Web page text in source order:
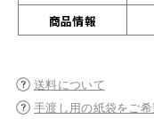
商品情報
送料について
手渡し用の紙袋をご